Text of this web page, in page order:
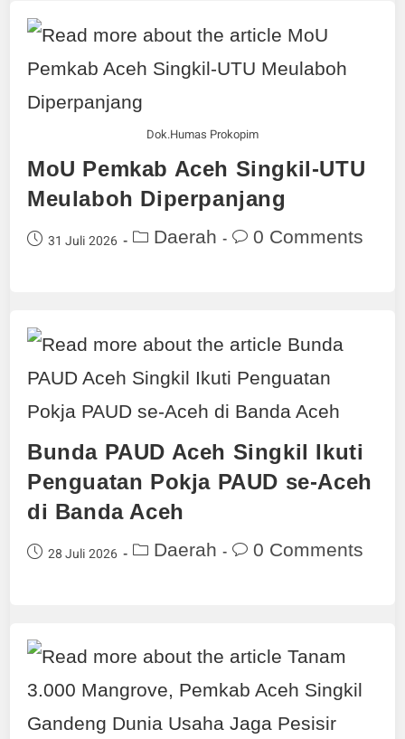
Dok.Humas Prokopim
MoU Pemkab Aceh Singkil-UTU
Meulaboh Diperpanjang
31 Juli 2026 Daerah 0 Comments
Bunda PAUD Aceh Singkil Ikuti
Penguatan Pokja PAUD se-Aceh
di Banda Aceh
28 Juli 2026 Daerah 0 Comments